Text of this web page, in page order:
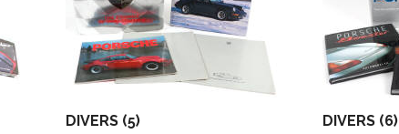
DIVERS (5) DIVERS (6)